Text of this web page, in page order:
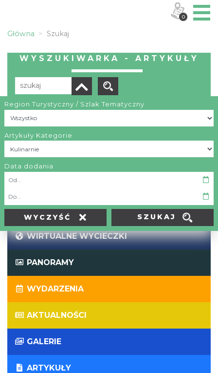
Główna Szukaj
WYSZUKIWARKA - ARTYKUŁY
Region Turystyczny / Szlak Tematyczny
Artykuły Kategorie
Data dodania
WYCZYŚĆ SZUKAJ
Brak wyników
TRASY
WIRTUALNE WYCIECZKI
PANORAMY
WYDARZENIA
AKTUALNOŚCI
GALERIE
ARTYKUŁY
0